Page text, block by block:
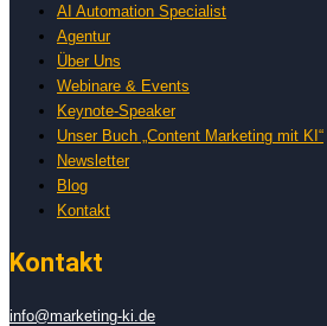
AI Automation Specialist
Agentur
Über Uns
Webinare & Events
Keynote-Speaker
Unser Buch „Content Marketing mit KI“
Newsletter
Blog
Kontakt
Kontakt
info@marketing-ki.de